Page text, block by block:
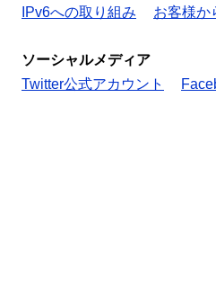
IPv6への取り組み
お客様か
ソーシャルメディア
Twitter公式アカウント